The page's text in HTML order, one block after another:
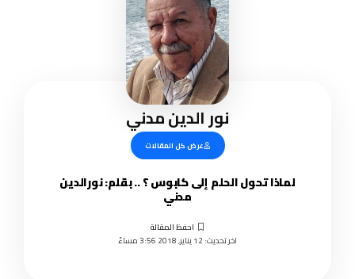
نور الدين مدني
عرض كل المقالات
لماذا تحول الحلم إلى كابوس ؟ .. بقلم: نورالدين
مدني
اخر تحديث: 12 يناير, 2018 3:56 مساءً